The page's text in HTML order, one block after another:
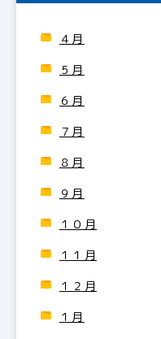
４月
５月
６月
７月
８月
９月
１０月
１１月
１２月
１月